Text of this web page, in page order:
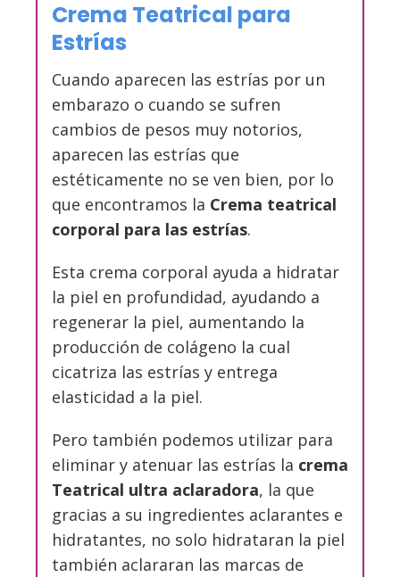
Crema Teatrical para
Estrías
Cuando aparecen las estrías por un
embarazo o cuando se sufren
cambios de pesos muy notorios,
aparecen las estrías que
estéticamente no se ven bien, por lo
que encontramos la Crema teatrical
corporal para las estrías.
Esta crema corporal ayuda a hidratar
la piel en profundidad, ayudando a
regenerar la piel, aumentando la
producción de colágeno la cual
cicatriza las estrías y entrega
elasticidad a la piel.
Pero también podemos utilizar para
eliminar y atenuar las estrías la crema
Teatrical ultra aclaradora, la que
gracias a su ingredientes aclarantes e
hidratantes, no solo hidrataran la piel
también aclararan las marcas de